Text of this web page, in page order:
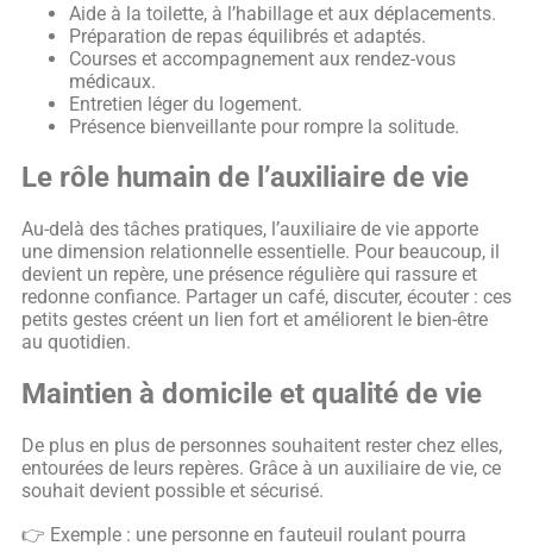
Aide à la toilette, à l’habillage et aux déplacements.
Préparation de repas équilibrés et adaptés.
Courses et accompagnement aux rendez-vous
médicaux.
Entretien léger du logement.
Présence bienveillante pour rompre la solitude.
Le rôle humain de l’auxiliaire de vie
Au-delà des tâches pratiques, l’auxiliaire de vie apporte
une dimension relationnelle essentielle. Pour beaucoup, il
devient un repère, une présence régulière qui rassure et
redonne confiance. Partager un café, discuter, écouter : ces
petits gestes créent un lien fort et améliorent le bien-être
au quotidien.
Maintien à domicile et qualité de vie
De plus en plus de personnes souhaitent rester chez elles,
entourées de leurs repères. Grâce à un auxiliaire de vie, ce
souhait devient possible et sécurisé.
👉 Exemple : une personne en fauteuil roulant pourra